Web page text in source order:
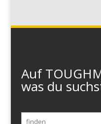
Auf
was du
Suchen